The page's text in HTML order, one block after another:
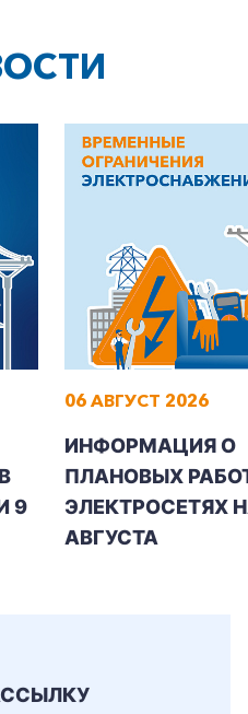
9
06 АВГУСТ 2026
ИНФОРМАЦИЯ О
ПЛАНОВЫХ
ЭЛЕКТРОСЕТЯХ
АВГУСТА